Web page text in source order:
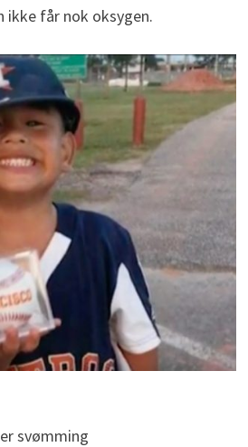
ikke får nok oksygen.
svømming